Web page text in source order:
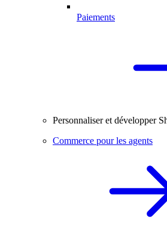
Paiements
Personnaliser et développer
Commerce pour les agents